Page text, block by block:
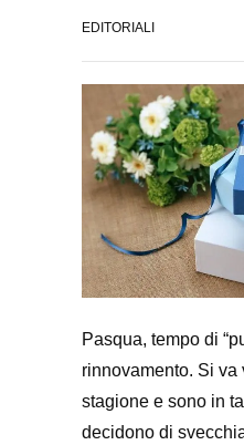
EDITORIALI
Pasqua, tempo di
rinnovamento. Si va
stagione e sono in
decidono di